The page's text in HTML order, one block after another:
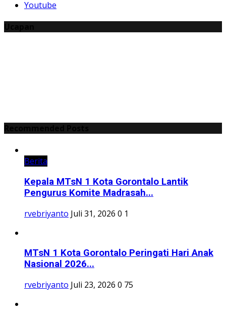
Youtube
Berita
Kepala MTsN 1 Kota Gorontalo Lantik
Pengurus Komite Madrasah...
rvebriyanto Juli 31, 2026 0 1
MTsN 1 Kota Gorontalo Peringati Hari Anak
Nasional 2026...
rvebriyanto Juli 23, 2026 0 75